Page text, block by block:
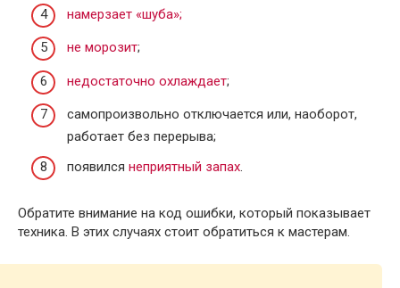
намерзает «шуба»;
не морозит;
недостаточно охлаждает;
самопроизвольно отключается или, наоборот,
работает без перерыва;
появился неприятный запах
Обратите внимание на код ошибки, который показывает
техника. В этих случаях стоит обратиться к мастерам.